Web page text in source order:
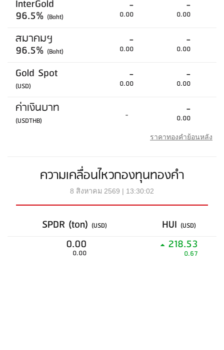
InterGold
96.5% (Baht)
-
0.00
-
0.00
สมาคมฯ
96.5% (Baht)
-
0.00
-
0.00
Gold Spot
(USD)
-
0.00
-
0.00
ค่าเงินบาท
(USDTHB) - -
0.00
ราคาทองคำย้อนหลัง
ความเคลื่อนไหวกองทุนทองคำ
8 สิงหาคม 2569 | 13:30:02
SPDR (ton) (USD) HUI (USD)
0.00
0.00
218.53
0.67